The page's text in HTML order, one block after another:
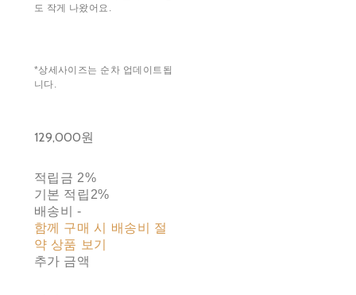
도 작게 나왔어요.
*상세사이즈는 순차 업데이트됩
니다.
129,000원
적립금 2%
기본 적립 2%
배송비-
함께 구매 시 배송비 절
약 상품 보기
추가 금액